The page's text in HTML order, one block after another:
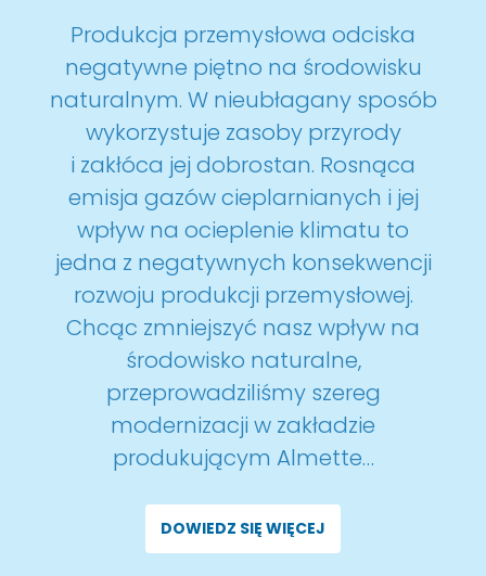
Produkcja przemysłowa odciska
negatywne piętno na środowisku
naturalnym. W nieubłagany sposób
wykorzystuje zasoby przyrody
i zakłóca jej dobrostan. Rosnąca
emisja gazów cieplarnianych i jej
wpływ na ocieplenie klimatu to
jedna z negatywnych konsekwencji
rozwoju produkcji przemysłowej.
Chcąc zmniejszyć nasz wpływ na
środowisko naturalne,
przeprowadziliśmy szereg
modernizacji w zakładzie
produkującym Almette…
DOWIEDZ SIĘ WIĘCEJ